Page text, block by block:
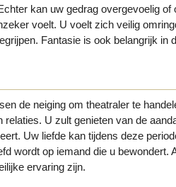
kan uw gedrag overgevoelig of
voelt. U voelt zich veilig
Fantasie is ook belangrijk in
de neiging om theatraler te
relaties. U zult genieten van de
Uw liefde kan tijdens deze
wordt op iemand die u bewondert.
ervaring zijn.